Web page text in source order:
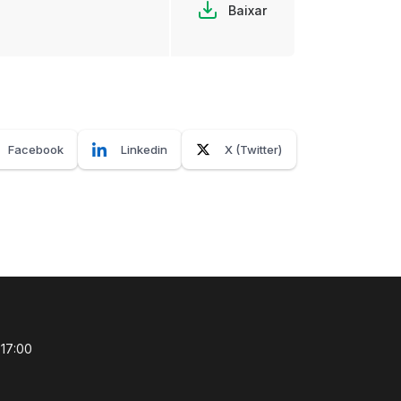
Baixar
Facebook Linkedin X (Twitter)